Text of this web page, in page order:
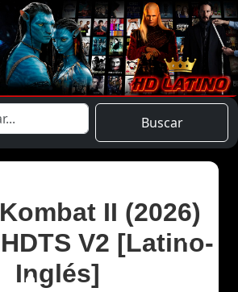
Buscar
II (2026)
V2 [Latino-
Inglés]